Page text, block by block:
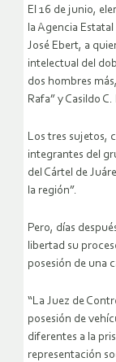
El 16 de junio,
la Agencia
José Ebert, a
intelectual del
dos hombres
Rafa” y Casildo C.
Los tres sujetos,
integrantes del
del Cártel de
la región”.
Pero, días
libertad su
posesión de una
“La Juez de
posesión de
diferentes a la
representación